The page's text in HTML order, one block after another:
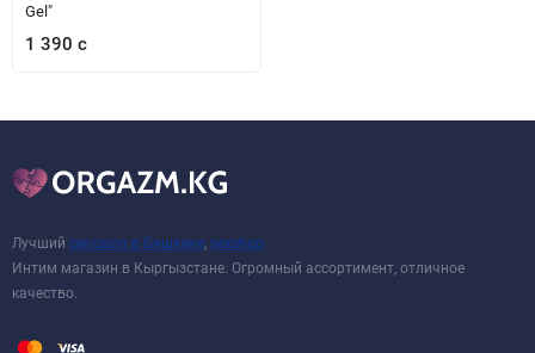
Gel"
1 390 с
Лучший сексшоп в Бишкеке sexshop
Интим магазин в Кыргызстане. Огромный ассортимент, отличное
качество.